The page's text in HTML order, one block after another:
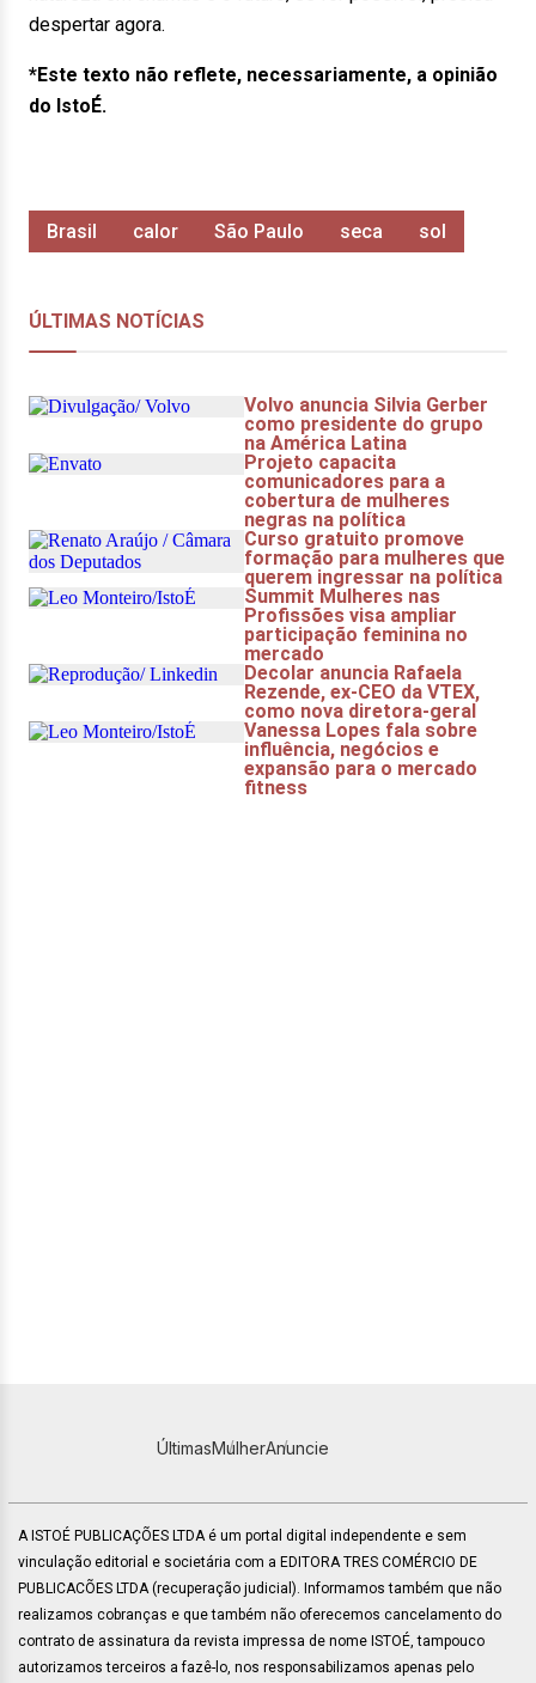
despertar agora.
*Este texto não reflete, necessariamente, a opinião
do IstoÉ.
Brasil calor São Paulo seca sol
ÚltimasMulherAnuncie
A ISTOÉ PUBLICAÇÕES LTDA é um portal digital independente e sem
vinculação editorial e societária com a EDITORA TRES COMÉRCIO DE
PUBLICACÕES LTDA (recuperação judicial). Informamos também que não
realizamos cobranças e que também não oferecemos cancelamento do
contrato de assinatura da revista impressa de nome ISTOÉ, tampouco
autorizamos terceiros a fazê-lo, nos responsabilizamos apenas pelo